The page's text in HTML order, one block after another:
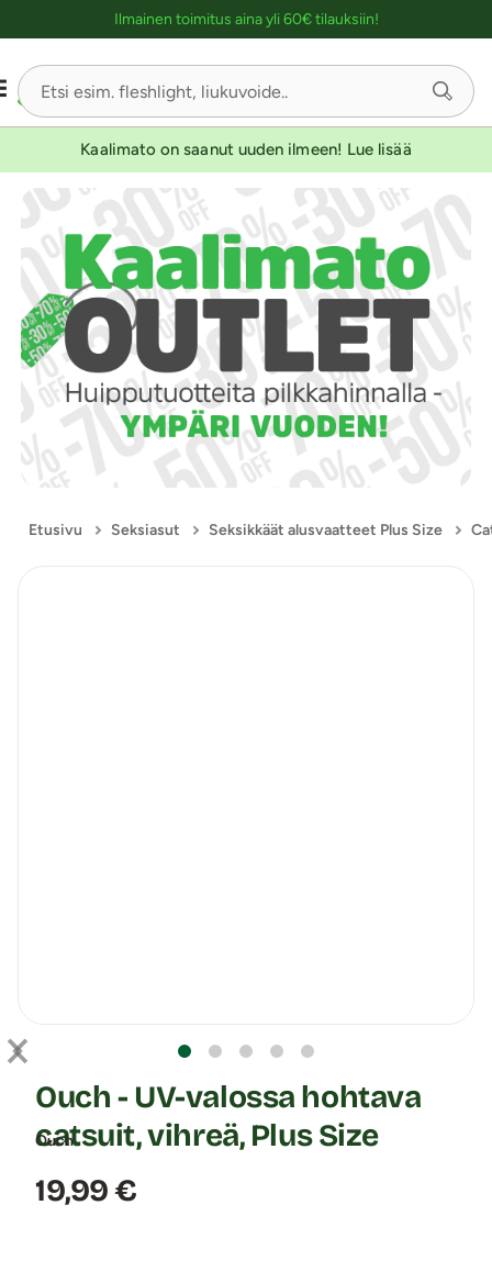
Ilmainen toimitus aina yli 60€ tilauksiin!
Kaalimato on saanut uuden ilmeen! Lue lisää
Etusivu Seksiasut Seksikkäät alusvaatteet Plus Size
Ouch
Ouch - UV-valossa hohtava
catsuit, vihreä, Plus Size
Hinta:
19,99 €